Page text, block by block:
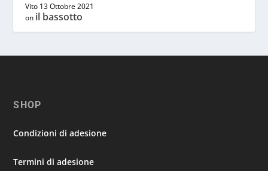
Vito 13 Ottobre 2021
on il bassotto
SHOP
Condizioni di adesione
Termini di adesione